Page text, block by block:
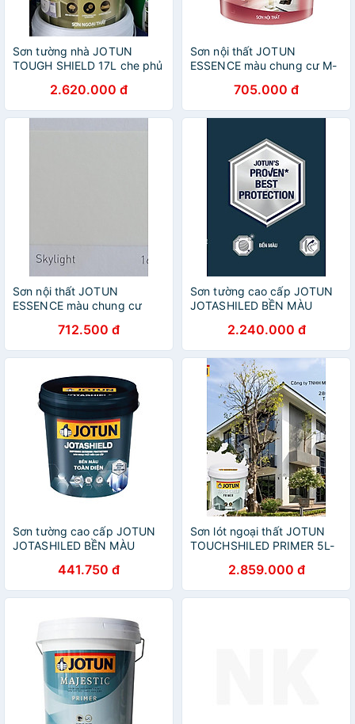
Sơn tường nhà JOTUN
TOUGH SHIELD 17L che phủ
2.620.000 đ
Sơn nội thất JOTUN
ESSENCE màu chung cư M-
dễ dàng lau chùi (Sơn nội
thất)
705.000 đ
Sơn nội thất JOTUN
ESSENCE màu chung cư
712.500 đ
Sơn tường cao cấp JOTUN
JOTASHILED BỀN MÀU
bẩn (Sơn ngoại thất)
2.240.000 đ
Sơn tường cao cấp JOTUN
JOTASHILED BỀN MÀU
bẩn (Sơn ngoại thất)
441.750 đ
Sơn lót ngoại thất JOTUN
TOUCHSHILED PRIMER 5L-
tốt (Sơn lót ngoại thất)
2.859.000 đ